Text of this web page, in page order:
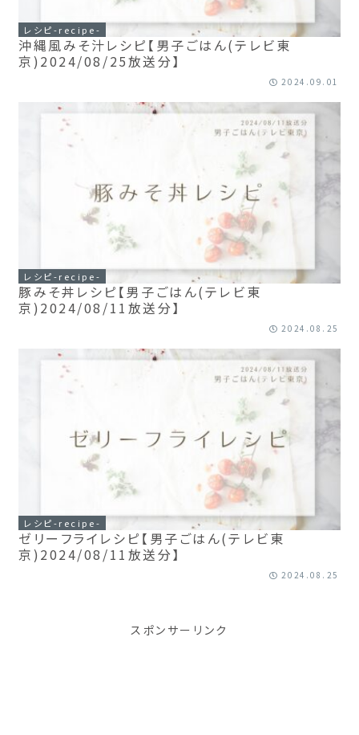
レシピ-recipe-
沖縄風みそ汁レシピ【男子ごはん(テレビ東
京)2024/08/25放送分】
2024.09.01
レシピ-recipe-
豚みそ丼レシピ【男子ごはん(テレビ東
京)2024/08/11放送分】
2024.08.25
レシピ-recipe-
ゼリーフライレシピ【男子ごはん(テレビ東
京)2024/08/11放送分】
2024.08.25
スポンサーリンク